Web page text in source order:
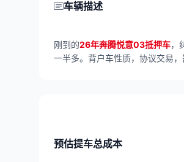
车辆描述
刚到的26年奔腾悦意03抵押车，
一半多。背户车性质，协议交易
预估提车总成本